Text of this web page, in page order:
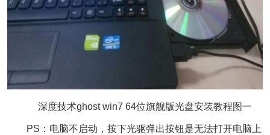
深度技术ghost win7 64位旗舰版光盘安装教程图一
PS：电脑不启动，按下光驱弹出按钮是无法打开电脑上